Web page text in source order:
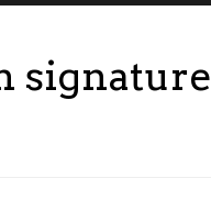
signature